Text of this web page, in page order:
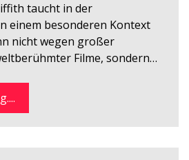
taucht in der
einem besonderen Kontext
nicht wegen großer
Filme, sondern…